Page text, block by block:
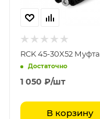
RCK 45-30X52 Муфта
Достаточно
1 050 ₽/шт
В корзину